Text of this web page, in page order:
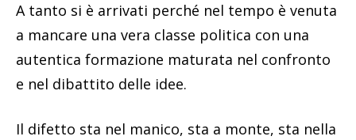
A tanto si è arrivati perché nel tempo è venuta
a mancare una vera classe politica con una
autentica formazione maturata nel confronto
e nel dibattito delle idee.
Il difetto sta nel manico, sta a monte, sta nella